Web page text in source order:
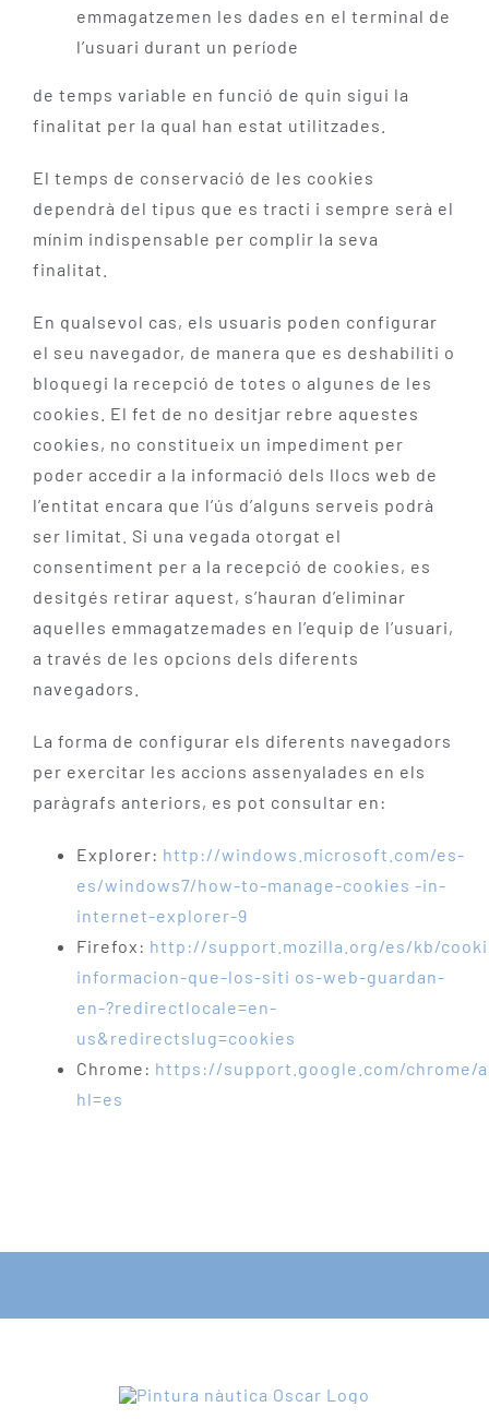
emmagatzemen les dades en el terminal de
l’usuari durant un període
de temps variable en funció de quin sigui la
finalitat per la qual han estat utilitzades.
El temps de conservació de les cookies
dependrà del tipus que es tracti i sempre serà el
mínim indispensable per complir la seva
finalitat.
En qualsevol cas, els usuaris poden configurar
el seu navegador, de manera que es deshabiliti o
bloquegi la recepció de totes o algunes de les
cookies. El fet de no desitjar rebre aquestes
cookies, no constitueix un impediment per
poder accedir a la informació dels llocs web de
l’entitat encara que l’ús d’alguns serveis podrà
ser limitat. Si una vegada otorgat el
consentiment per a la recepció de cookies, es
desitgés retirar aquest, s’hauran d’eliminar
aquelles emmagatzemades en l’equip de l’usuari,
a través de les opcions dels diferents
navegadors.
La forma de configurar els diferents navegadors
per exercitar les accions assenyalades en els
paràgrafs anteriors, es pot consultar en:
Explorer: http://windows.microsoft.com/es-
es/windows7/how-to-manage-cookies -in-
internet-explorer-9
Firefox: http://support.mozilla.org/es/kb/
informacion-que-los-siti os-web-guardan-
en-?redirectlocale=en-
us&redirectslug=cookies
Chrome: https://support.google.com/chrome/
hl=es